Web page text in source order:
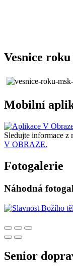
Vesnice
Mobilní
Sledujte informace z
V OBRAZE.
Fotogalerie
Náhodná
Senior